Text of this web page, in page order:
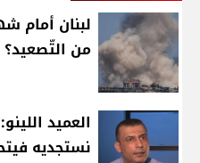
لبنان أمام
من التّصعيد؟
العميد
نستجديه